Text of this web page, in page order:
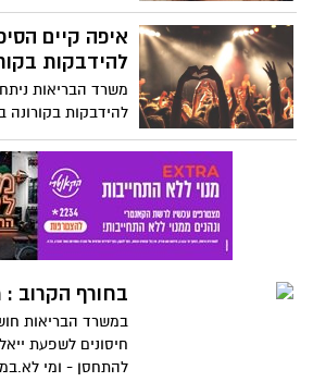
הידיעה כי נדבקה
את שרשרת ההדבקה:
שלי יותר מאשר על
איפה קיים
להידבקות
משרד הבריאות
להידבקות בקורונה
הגבוה ביותר
אחריו בתי כנסת,
בחורף הקרוב :
במשרד הבריאות
חיסונים לשפעת
להתחסן - ומי